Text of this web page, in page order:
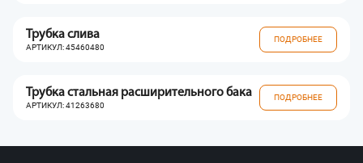
Трубка слива
АРТИКУЛ: 45460480
ПОДРОБНЕЕ
Трубка стальная расширительного бака
АРТИКУЛ: 41263680
ПОДРОБНЕЕ